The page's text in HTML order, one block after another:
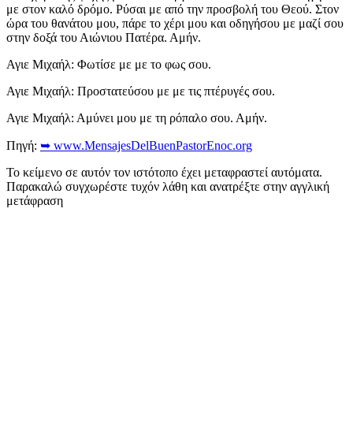
με στον καλό δρόμο. Ρύσαι με από την προσβολή του Θεού. Στον
ώρα του θανάτου μου, πάρε το χέρι μου και οδηγήσου με μαζί σου
στην δοξά του Αιώνιου Πατέρα. Αμήν.
Αγιε Μιχαήλ: Φωτίσε με με το φως σου.
Αγιε Μιχαήλ: Προστατεύσου με με τις πτέρυγές σου.
Αγιε Μιχαήλ: Αμύνει μου με τη ρόπαλο σου. Αμήν.
Πηγή: ➥ www.MensajesDelBuenPastorEnoc.org
Το κείμενο σε αυτόν τον ιστότοπο έχει μεταφραστεί αυτόματα.
Παρακαλώ συγχωρέστε τυχόν λάθη και ανατρέξτε στην αγγλική
μετάφραση